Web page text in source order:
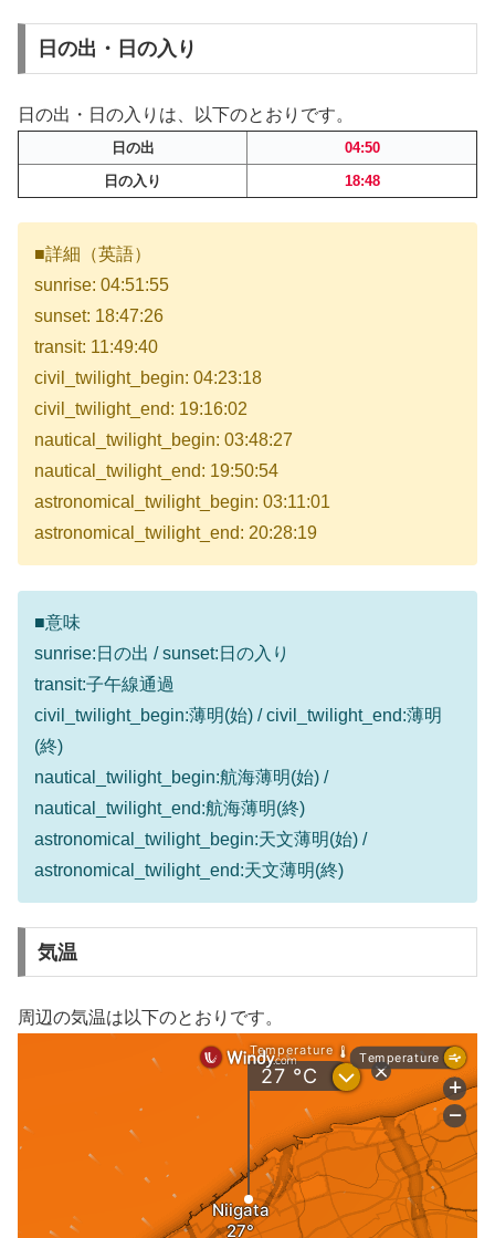
日の出・日の入り
日の出・日の入りは、以下のとおりです。
日の出
04:50
日の入り
18:48
■詳細（英語）
sunrise: 04:51:55
sunset: 18:47:26
transit: 11:49:40
civil_twilight_begin: 04:23:18
civil_twilight_end: 19:16:02
nautical_twilight_begin: 03:48:27
nautical_twilight_end: 19:50:54
astronomical_twilight_begin: 03:11:01
astronomical_twilight_end: 20:28:19
■意味
sunrise:日の出 / sunset:日の入り
transit:子午線通過
civil_twilight_begin:薄明(始) / civil_twilight_end:薄明
(終)
nautical_twilight_begin:航海薄明(始) /
nautical_twilight_end:航海薄明(終)
astronomical_twilight_begin:天文薄明(始) /
astronomical_twilight_end:天文薄明(終)
気温
周辺の気温は以下のとおりです。